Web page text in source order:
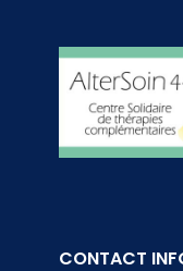
CONTACT